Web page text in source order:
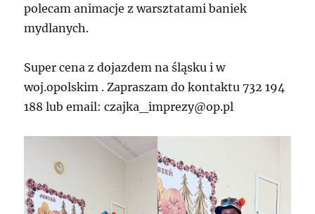
polecam animacje z warsztatami baniek
mydlanych.
Super cena z dojazdem na śląsku i w
woj.opolskim . Zapraszam do kontaktu 732 194
188 lub email: czajka_imprezy@op.pl